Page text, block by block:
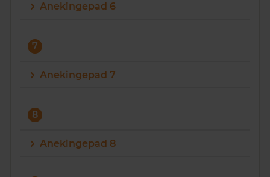
Anekingepad 6
7
Anekingepad 7
8
Anekingepad 8